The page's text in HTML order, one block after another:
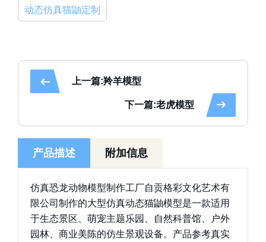
动态仿真猫鼬定制
上一篇:羚羊模型
下一篇:老虎模型
产品描述 附加信息
仿真恐龙动物模型制作工厂自贡格彩文化艺术有
限公司制作的大型仿真动态猫鼬模型是一款适用
于生态景区、萌宠主题乐园、自然科普馆、户外
园林、商业美陈的仿生景观设备。产品参考真实